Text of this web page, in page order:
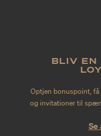
BLIV EN
Optjen bonuspoint,
og invitationer til
Se